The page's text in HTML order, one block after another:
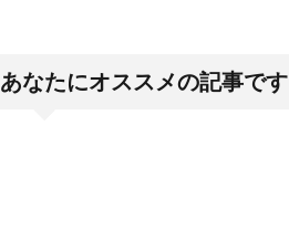
あなたにオススメの記事です